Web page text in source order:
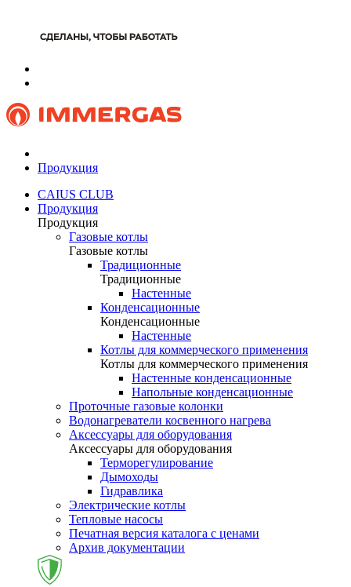
Продукция
CAIUS CLUB
Продукция
Продукция
Газовые котлы
Газовые котлы
Традиционные
Традиционные
Настенные
Конденсационные
Конденсационные
Настенные
Котлы для коммерческого применения
Котлы для коммерческого применения
Настенные конденсационные
Напольные конденсационные
Проточные газовые колонки
Водонагреватели косвенного нагрева
Аксессуары для оборудования
Аксессуары для оборудования
Терморегулирование
Дымоходы
Гидравлика
Электрические котлы
Тепловые насосы
Печатная версия каталога с ценами
Архив документации